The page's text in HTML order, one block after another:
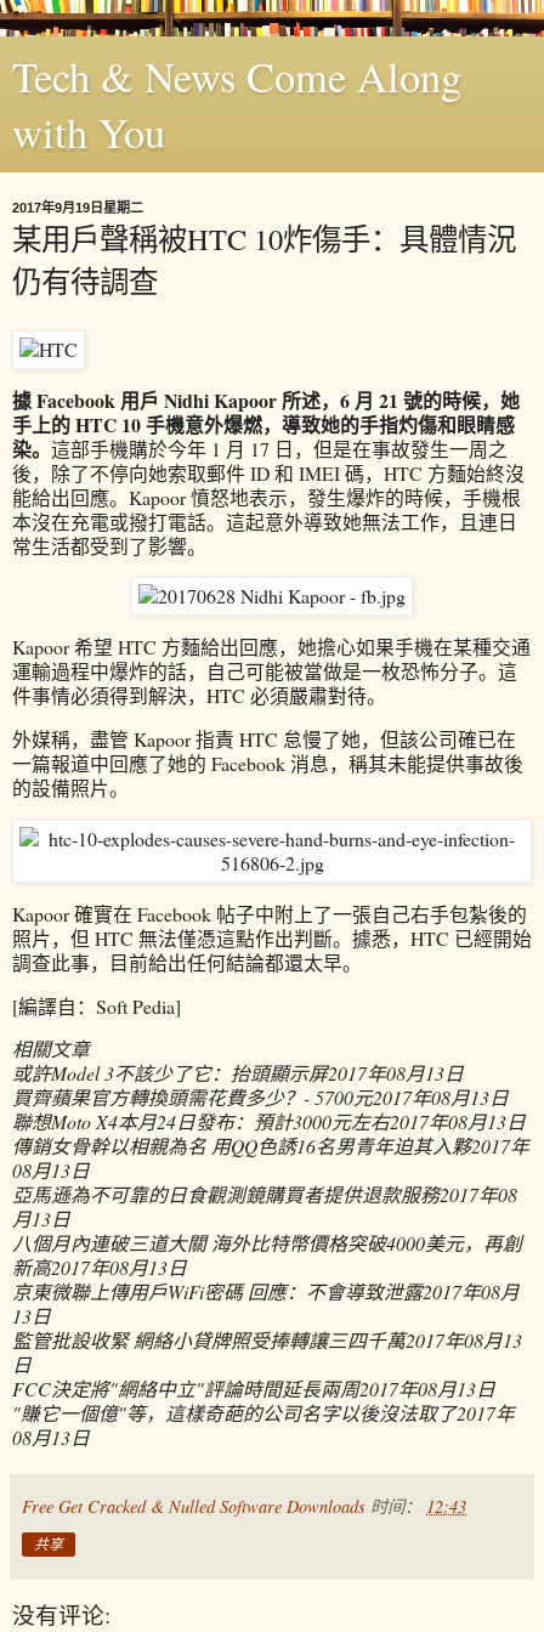
Tech & News Come Along
with You
2017年9月19日星期二
某用戶聲稱被HTC 10炸傷手：具體情況
仍有待調查
據 Facebook 用戶 Nidhi Kapoor 所述，6 月 21 號的時候，她
手上的 HTC 10 手機意外爆燃，導致她的手指灼傷和眼睛感
染。 這部手機購於今年 1 月 17 日，但是在事故發生一周之
後，除了不停向她索取郵件 ID 和 IMEI 碼，HTC 方麵始終沒
能給出回應。Kapoor 憤怒地表示，發生爆炸的時候，手機根
本沒在充電或撥打電話。這起意外導致她無法工作，且連日
常生活都受到了影響。
Kapoor 希望 HTC 方麵給出回應，她擔心如果手機在某種交通
運輸過程中爆炸的話，自己可能被當做是一枚恐怖分子。這
件事情必須得到解決，HTC 必須嚴肅對待。
外媒稱，盡管 Kapoor 指責 HTC 怠慢了她，但該公司確已在
一篇報道中回應了她的 Facebook 消息，稱其未能提供事故後
的設備照片。
Kapoor 確實在 Facebook 帖子中附上了一張自己右手包紮後的
照片，但 HTC 無法僅憑這點作出判斷。據悉，HTC 已經開始
調查此事，目前給出任何結論都還太早。
[編譯自：Soft Pedia]
相關文章
或許Model 3不該少了它：抬頭顯示屏2017年08月13日
買齊蘋果官方轉換頭需花費多少？- 5700元2017年08月13日
聯想Moto X4本月24日發布：預計3000元左右2017年08月13日
傳銷女骨幹以相親為名 用QQ色誘16名男青年迫其入夥2017年
08月13日
亞馬遜為不可靠的日食觀測鏡購買者提供退款服務2017年08
月13日
八個月內連破三道大關 海外比特幣價格突破4000美元，再創
新高2017年08月13日
京東微聯上傳用戶WiFi密碼 回應：不會導致泄露2017年08月
13日
監管批設收緊 網絡小貸牌照受捧轉讓三四千萬2017年08月13
日
FCC決定將"網絡中立"評論時間延長兩周2017年08月13日
"賺它一個億"等，這樣奇葩的公司名字以後沒法取了2017年
08月13日
Free Get Cracked & Nulled Software Downloads 时间： 12:43
共享
没有评论: